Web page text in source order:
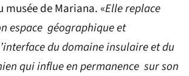
de Mariana. «Elle replace
espace géographique et
du domaine insulaire et du
qui influe en permanence sur son